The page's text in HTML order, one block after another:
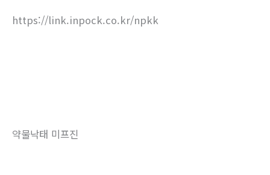
https://link.inpock.co.kr/npkk
약물낙태 미프진